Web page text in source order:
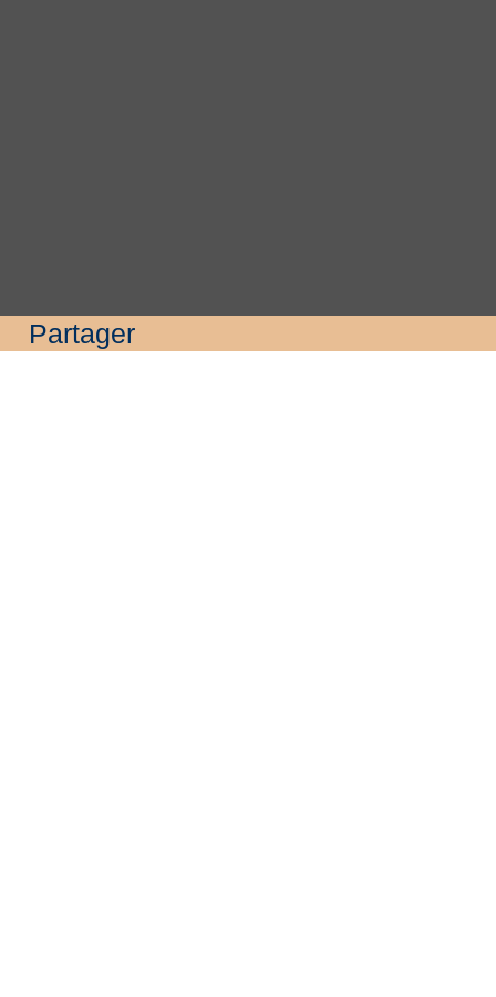
Partager